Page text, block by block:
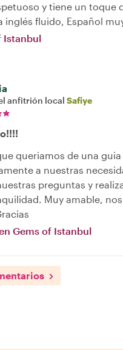
y tiene un toque
inglés fluido, Español
Istanbul
anfitrión local Safiye
queriamos de una
a nuestras
preguntas y
Muy amable,
Gems of Istanbul